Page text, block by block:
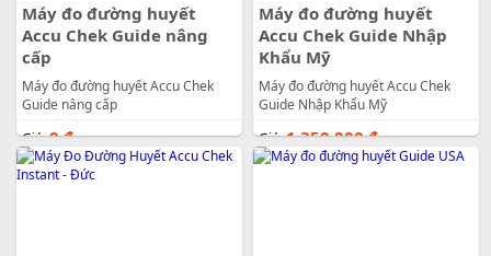
Máy đo đường huyết
Accu Chek Guide nâng
cấp
Máy đo đường huyết Accu Chek
Guide nâng cấp
Giá:0đ
Máy đo đường huyết
Accu Chek Guide Nhập
Khẩu Mỹ
Máy đo đường huyết Accu Chek
Guide Nhập Khẩu Mỹ
Giá:1.350.000đ